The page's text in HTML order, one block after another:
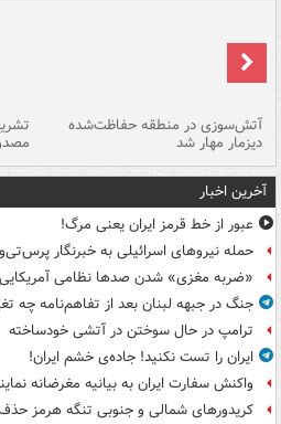
آتش‌سوزی در منطقه حفاظت‌شده
دیزمار مهار شد
آخرین اخبار
عبور از خط قرمز ایران یعنی مرگ!
حمله نیروهای اسرائیلی به خبرنگار
«ضربه مغزی» شدن صدها نظامی آمریکایی
جنگ در جبهه لبنان بعد از تفاهم‌نامه چه
ترامپ در حال سوختن در آتشی خودساخته
ایران را تست نکنید! جاده‌ی خشم ایران!
واکنش سفارت ایران به بیانیه مغرضانه
کریدورهای شمالی و جنوبی تنگه هرمز